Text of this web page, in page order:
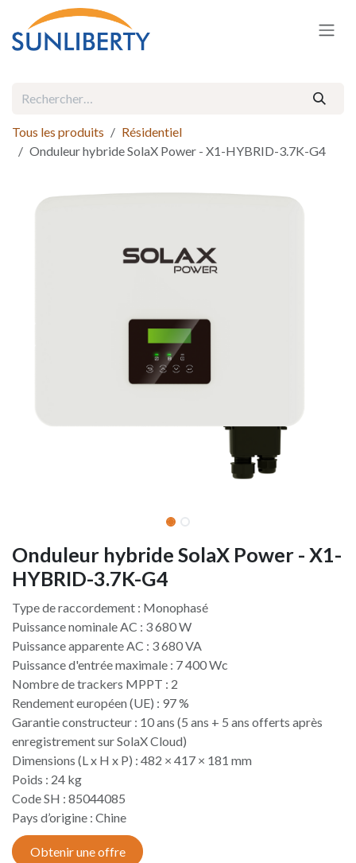
Se rendre au contenu
Tous les produits
Résidentiel
Onduleur hybride SolaX Power - X1-HYBRID-3.7K-G4
Onduleur hybride SolaX Power - X1-
HYBRID-3.7K-G4
Type de raccordement : Monophasé
Puissance nominale AC : 3 680 W
Puissance apparente AC : 3 680 VA
Puissance d'entrée maximale : 7 400 Wc
Nombre de trackers MPPT : 2
Rendement européen (UE) : 97 %
Garantie constructeur : 10 ans (5 ans + 5 ans offerts après
enregistrement sur SolaX Cloud)
Dimensions (L x H x P) : 482 × 417 × 181 mm
Poids : 24 kg
Code SH : 85044085
Pays d’origine : Chine​
Obtenir une offre